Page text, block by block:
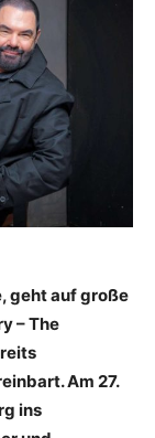
geht auf große
– The
Am 27.
ins